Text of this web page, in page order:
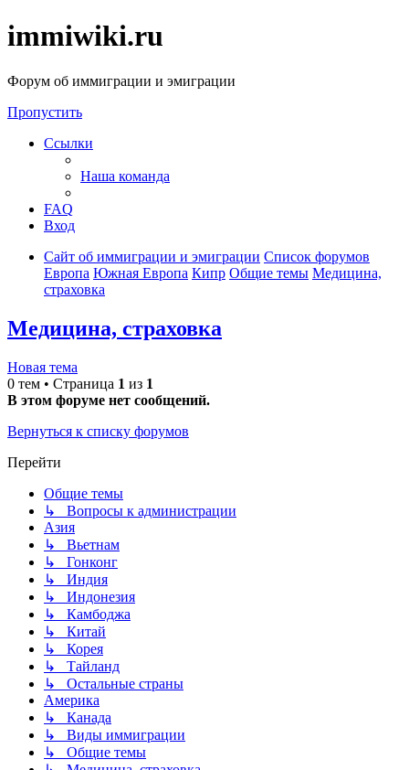
immiwiki.ru
Форум об иммиграции и эмиграции
Пропустить
Ссылки
Наша команда
FAQ
Вход
Сайт об иммиграции и эмиграции Список форумов
Европа Южная Европа Кипр Общие темы Медицина,
страховка
Медицина, страховка
Новая тема
0 тем • Страница 1 из 1
В этом форуме нет сообщений.
Вернуться к списку форумов
Перейти
Общие темы
↳ Вопросы к администрации
Азия
↳ Вьетнам
↳ Гонконг
↳ Индия
↳ Индонезия
↳ Камбоджа
↳ Китай
↳ Корея
↳ Тайланд
↳ Остальные страны
Америка
↳ Канада
↳ Виды иммиграции
↳ Общие темы